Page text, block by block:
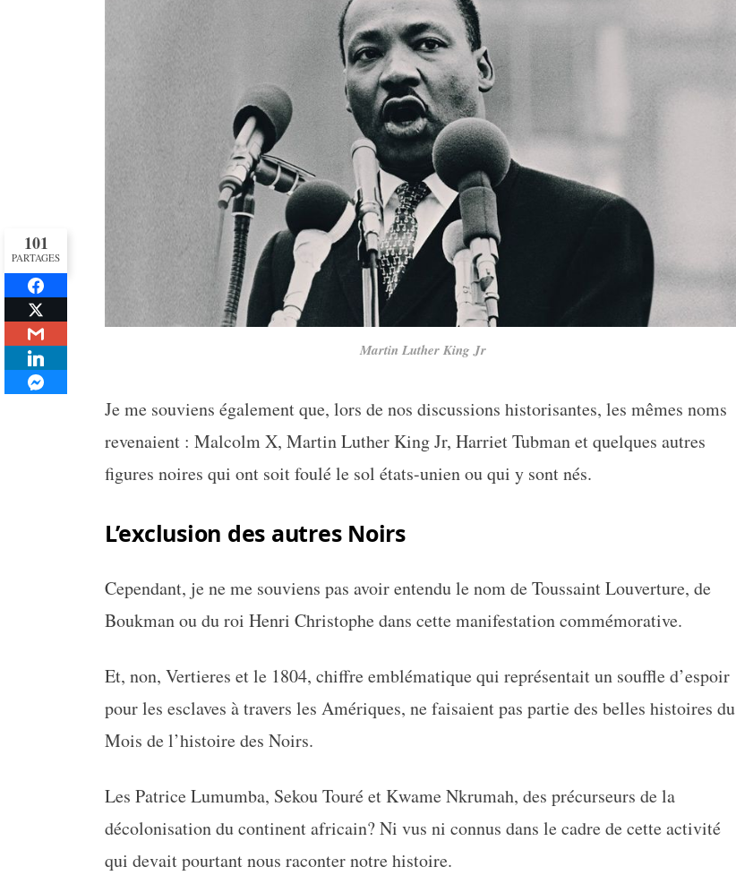
Martin Luther King Jr
Je me souviens également que, lors de nos discussions historisantes, les mêmes noms
revenaient : Malcolm X, Martin Luther King Jr, Harriet Tubman et quelques autres
figures noires qui ont soit foulé le sol états-unien ou qui y sont nés.
L’exclusion des autres Noirs
Cependant, je ne me souviens pas avoir entendu le nom de Toussaint Louverture, de
Boukman ou du roi Henri Christophe dans cette manifestation commémorative.
Et, non, Vertieres et le 1804, chiffre emblématique qui représentait un souffle d’espoir
pour les esclaves à travers les Amériques, ne faisaient pas partie des belles histoires du
Mois de l’histoire des Noirs.
Les Patrice Lumumba, Sekou Touré et Kwame Nkrumah, des précurseurs de la
décolonisation du continent africain? Ni vus ni connus dans le cadre de cette activité
qui devait pourtant nous raconter notre histoire.
101
PARTAGES